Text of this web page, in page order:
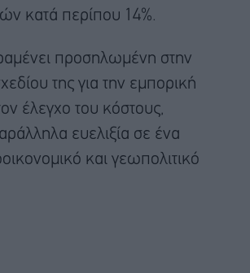
κατά περίπου 14%.
προσηλωμένη στην
της για την εμπορική
έλεγχο του κόστους,
ευελιξία σε ένα
και γεωπολιτικό